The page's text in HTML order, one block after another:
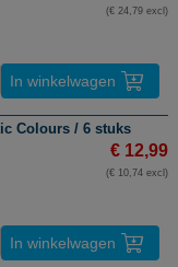
(€ 24,79 excl)
In winkelwagen
Colours / 6 stuks
€ 12,99
(€ 10,74 excl)
In winkelwagen